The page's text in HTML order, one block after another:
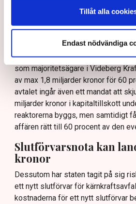
Tillåt alla
Endast nödvändiga
440 miljarder avser lån och 400
en väl tilltagen ram.
I tillägg till det blev det nyligen
som majoritetsägare i Videberg
av max 1,8 miljarder kronor för 60
avtalet ingår även ett mandat att
miljarder kronor i kapitaltillskott
reaktorerna byggs, men samtidigt
affären rätt till 60 procent av den
Slutförvarsnota kan
kronor
Dessutom har staten tagit på sig
ett nytt slutförvar för
kostnaderna för ett nytt slutförvar